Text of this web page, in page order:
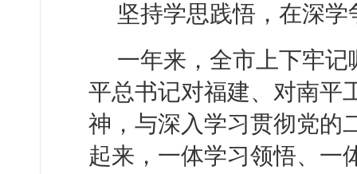
坚持学思践悟，在深
一年来，全市上下牢
平总书记对福建、对南平
神，与深入学习贯彻党的
起来，一体学习领悟、一